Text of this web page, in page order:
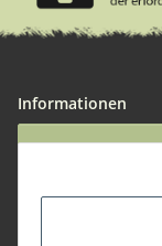
Informationen